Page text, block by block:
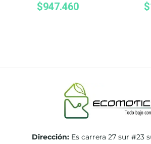
$947.460 $
Dirección: Es carrera 27 sur #23